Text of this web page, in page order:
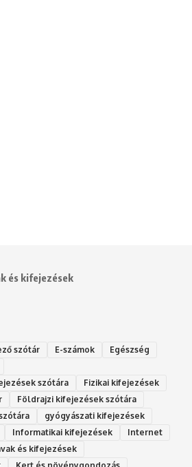
és kifejezések
szótár E-számok
Egészség
szótára
Fizikai kifejezések
Földrajzi kifejezések szótára
gyógyászati kifejezések
Informatikai kifejezések
Internet
és kifejezések